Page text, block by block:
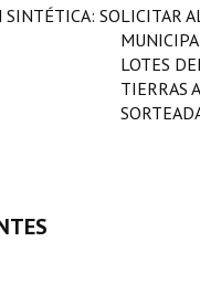
SINTÉTICA: SOLICITAR
LOTES
TIERRAS